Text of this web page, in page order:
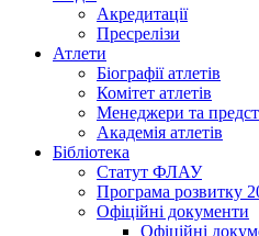
Акредитації
Пресрелізи
Атлети
Біографії атлетів
Комітет атлетів
Менеджери та
Академія атлетів
Бібліотека
Статут ФЛАУ
Програма розвитку
Офіційні документи
Офіційні